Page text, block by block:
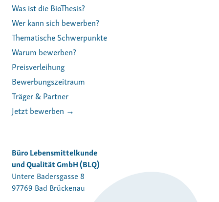
Was ist die BioThesis?
Wer kann sich bewerben?
Thematische Schwerpunkte
Warum bewerben?
Preisverleihung
Bewerbungszeitraum
Träger & Partner
Jetzt bewerben →
Büro Lebensmittelkunde
und Qualität GmbH (BLQ)
Untere Badersgasse 8
97769 Bad Brückenau